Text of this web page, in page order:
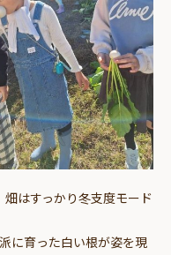
はすっかり冬支度モード
に育った白い根が姿を現